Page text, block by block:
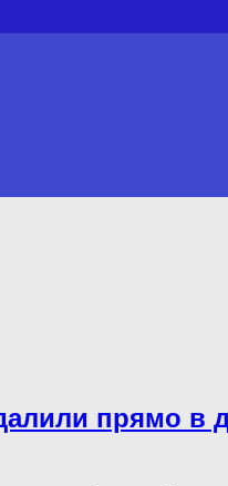
прямо в